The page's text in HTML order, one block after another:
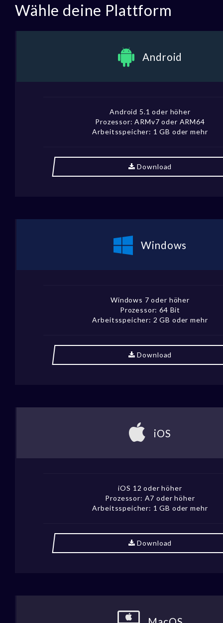
Wähle deine Plattform
Android
Android 5.1 oder höher
Prozessor: ARMv7 oder ARM64
Arbeitsspeicher: 1 GB oder mehr
Download
Windows
Windows 7 oder höher
Prozessor: 64 Bit
Arbeitsspeicher: 2 GB oder mehr
Download
iOS
iOS 12 oder höher
Prozessor: A7 oder höher
Arbeitsspeicher: 1 GB oder mehr
Download